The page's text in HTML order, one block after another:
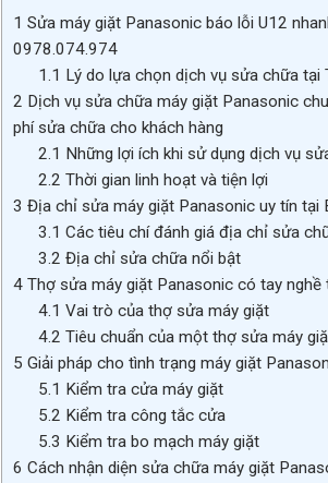
1 Sửa máy giặt Panasonic báo lỗi U12
0978.074.974
1.1 Lý do lựa chọn dịch vụ sửa chữa
2 Dịch vụ sửa chữa máy giặt Panasonic
phí sửa chữa cho khách hàng
2.1 Những lợi ích khi sử dụng dịch vụ
2.2 Thời gian linh hoạt và tiện lợi
3 Địa chỉ sửa máy giặt Panasonic uy tín tại
3.1 Các tiêu chí đánh giá địa chỉ sửa
3.2 Địa chỉ sửa chữa nổi bật
4 Thợ sửa máy giặt Panasonic có tay
4.1 Vai trò của thợ sửa máy giặt
4.2 Tiêu chuẩn của một thợ sửa máy
5 Giải pháp cho tình trạng máy giặt
5.1 Kiểm tra cửa máy giặt
5.2 Kiểm tra công tắc cửa
5.3 Kiểm tra bo mạch máy giặt
6 Cách nhận diện sửa chữa máy giặt